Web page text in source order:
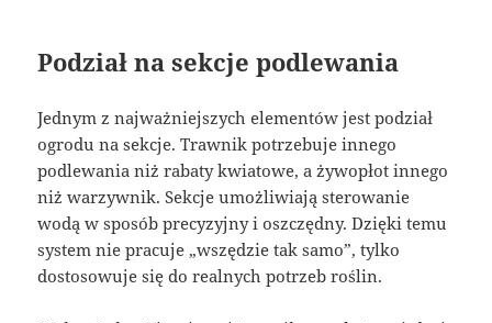
Podział na sekcje podlewania
Jednym z najważniejszych elementów jest podział
ogrodu na sekcje. Trawnik potrzebuje innego
podlewania niż rabaty kwiatowe, a żywopłot innego
niż warzywnik. Sekcje umożliwiają sterowanie
wodą w sposób precyzyjny i oszczędny. Dzięki temu
system nie pracuje „wszędzie tak samo”, tylko
dostosowuje się do realnych potrzeb roślin.